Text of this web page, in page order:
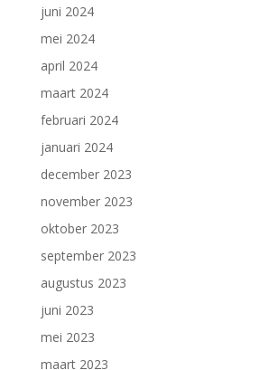
juni 2024
mei 2024
april 2024
maart 2024
februari 2024
januari 2024
december 2023
november 2023
oktober 2023
september 2023
augustus 2023
juni 2023
mei 2023
maart 2023